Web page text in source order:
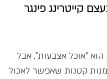
קייטרינג פינגר
“אוכל אצבעות”, אבל
קטנות שאפשר לאכול